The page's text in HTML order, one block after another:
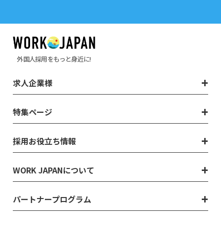
外国人採用をもっと身近に!
求人企業様
特集ページ
採用お役立ち情報
WORK JAPANについて
パートナープログラム